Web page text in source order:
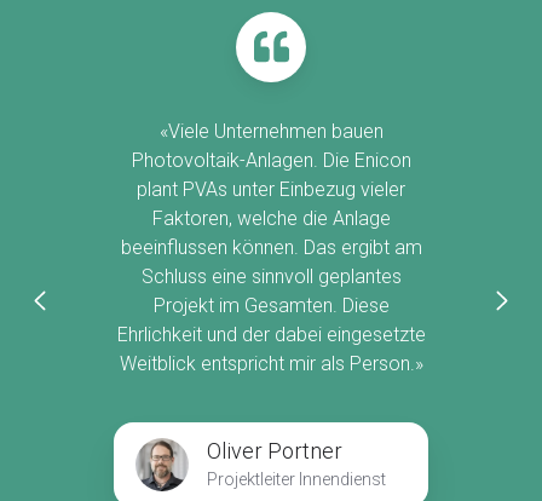
«Viele Unternehmen bauen
Photovoltaik-Anlagen. Die Enicon
plant PVAs unter Einbezug vieler
Faktoren, welche die Anlage
beeinflussen können. Das ergibt am
Schluss eine sinnvoll geplantes
Projekt im Gesamten. Diese
Ehrlichkeit und der dabei eingesetzte
Weitblick entspricht mir als Person.»
Oliver Portner
Projektleiter Innendienst